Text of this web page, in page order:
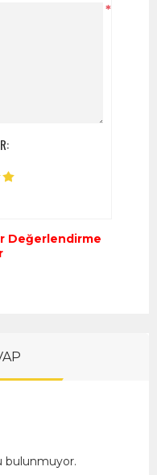
*
Değerlendirme
bulunmuyor.